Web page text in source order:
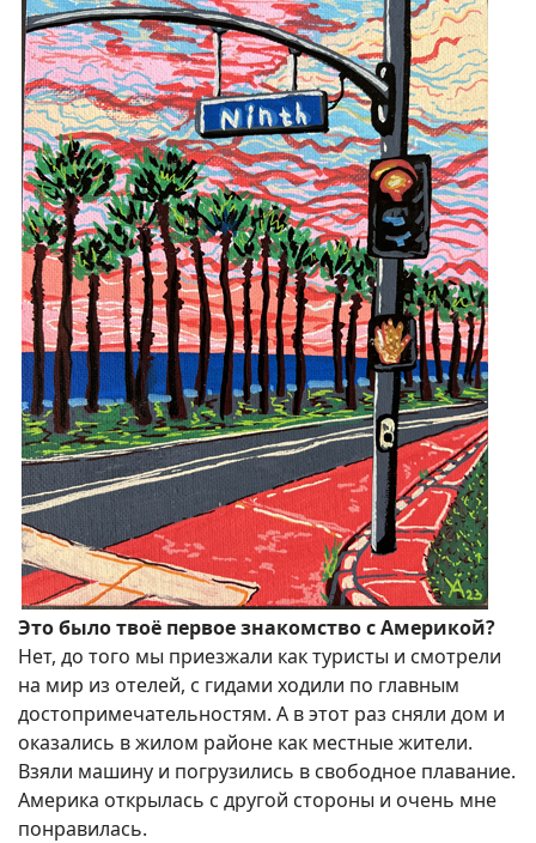
Это было твоё первое знакомство с Америкой?
Нет, до того мы приезжали как туристы и смотрели
на мир из отелей, с гидами ходили по главным
достопримечательностям. А в этот раз сняли дом и
оказались в жилом районе как местные жители.
Взяли машину и погрузились в свободное плавание.
Америка открылась с другой стороны и очень мне
понравилась.